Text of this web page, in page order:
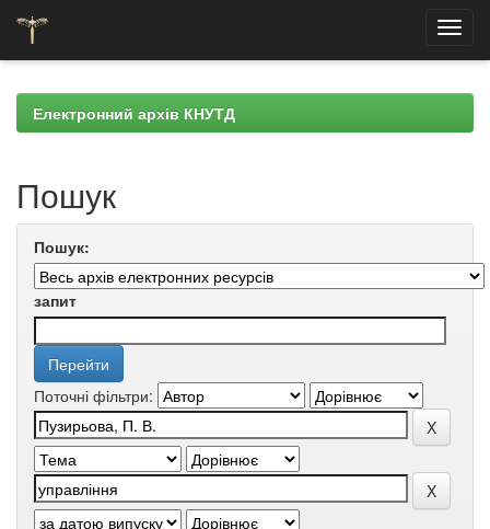
navigationЕлектронний архів КНУТД
Пошук
Пошук:
запит
Поточні фільтри: